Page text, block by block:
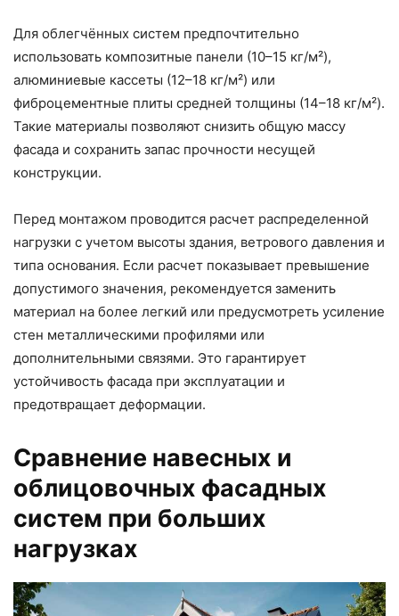
Для облегчённых систем предпочтительно
использовать композитные панели (10–15 кг/м²),
алюминиевые кассеты (12–18 кг/м²) или
фиброцементные плиты средней толщины (14–18 кг/м²).
Такие материалы позволяют снизить общую массу
фасада и сохранить запас прочности несущей
конструкции.
Перед монтажом проводится расчет распределенной
нагрузки с учетом высоты здания, ветрового давления и
типа основания. Если расчет показывает превышение
допустимого значения, рекомендуется заменить
материал на более легкий или предусмотреть усиление
стен металлическими профилями или
дополнительными связями. Это гарантирует
устойчивость фасада при эксплуатации и
предотвращает деформации.
Сравнение навесных и
облицовочных фасадных
систем при больших
нагрузках